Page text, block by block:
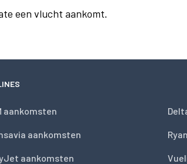
een vlucht aankomt.
aankomsten
aankomsten
aankomsten